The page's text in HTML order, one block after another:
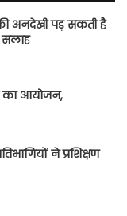
अनदेखी पड़ सकती है
सलाह
का आयोजन,
ने प्रशिक्षण